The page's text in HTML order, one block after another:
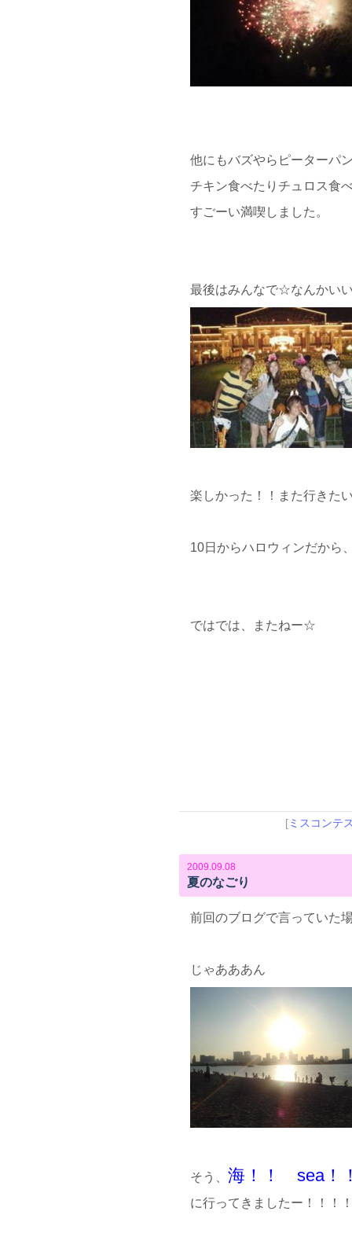
他にもバズやらピーターパ
チキン食べたりチュロス食
すごーい満喫しました。
最後はみんなで☆なんかい
楽しかった！！また行きた
10日からハロウィンだから
ではでは、またねー☆
[ミスコンテ
2009.09.08
夏のなごり
前回のブログで言っていた
じゃあああん
そう、 海！！ sea！
に行ってきましたー！！！